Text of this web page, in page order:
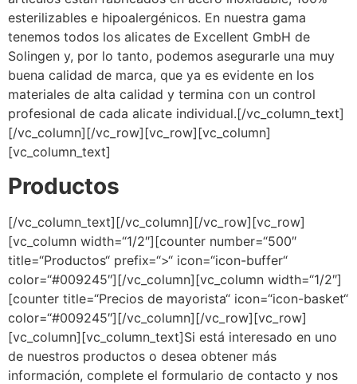
esterilizables e hipoalergénicos. En nuestra gama
tenemos todos los alicates de Excellent GmbH de
Solingen y, por lo tanto, podemos asegurarle una muy
buena calidad de marca, que ya es evidente en los
materiales de alta calidad y termina con un control
profesional de cada alicate individual.[/vc_column_text]
[/vc_column][/vc_row][vc_row][vc_column]
[vc_column_text]
Productos
[/vc_column_text][/vc_column][/vc_row][vc_row]
[vc_column width=“1/2″][counter number=“500″
title=“Productos“ prefix=“>“ icon=“icon-buffer“
color=“#009245″][/vc_column][vc_column width=“1/2″]
[counter title=“Precios de mayorista“ icon=“icon-basket“
color=“#009245″][/vc_column][/vc_row][vc_row]
[vc_column][vc_column_text]Si está interesado en uno
de nuestros productos o desea obtener más
información, complete el formulario de contacto y nos